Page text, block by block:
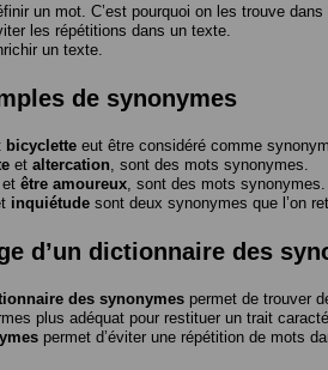
un mot. C’est pourquoi on les trouve
les répétitions dans un texte.
un texte.
de synonymes
bicyclette eut être considéré comme
et altercation , sont des mots synonymes.
et être amoureux , sont des mots synonymes.
inquiétude sont deux synonymes que l’on
d’un dictionnaire des
des synonymes permet de trouver
plus adéquat pour restituer un trait
permet d’éviter une répétition de mots